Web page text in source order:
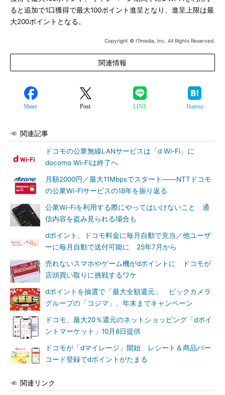
ると追加で1口獲得で最大100ポイント進呈となり、進呈上限は最
大200ポイントとなる。
Copyright © ITmedia, Inc. All Rights Reserved.
関連情報
Share Post LINE Hatena
関連記事
ドコモの公衆無線LANサービスは「d Wi-Fi」に
docomo Wi-Fiは終了へ
月額2000円／最大11Mbpsでスタート――NTTドコモ
の公衆Wi-Fiサービスの18年を振り返る
公衆Wi-Fiを利用する際にやってはいけないこと 通
信内容を盗み見られる場合も
dポイント、ドコモ料金に毎月自動で充当／他ユーザ
ーに毎月自動で送付可能に 25年7月から
売れないスマホやゲーム機がdポイントに ドコモが
店頭買い取りに挑戦するワケ
dポイントを抽選で「最大全額還元」 ビックカメラ
グループの「コジマ」、年末までキャンペーン
ドコモ、最大20％還元のネットショッピング「dポイ
ントマーケット」10月8日提供
ドコモが「dマイレージ」開始 レシート＆商品バー
コード登録でdポイントがたまる
関連リンク